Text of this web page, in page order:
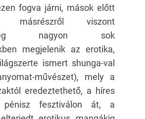
fogva járni, mások előtt
másrészről viszont
nagyon sok
megjelenik az erotika,
ismert shunga-val
művészet), mely a
eredeztethető, a híres
pénisz fesztiválon át, a